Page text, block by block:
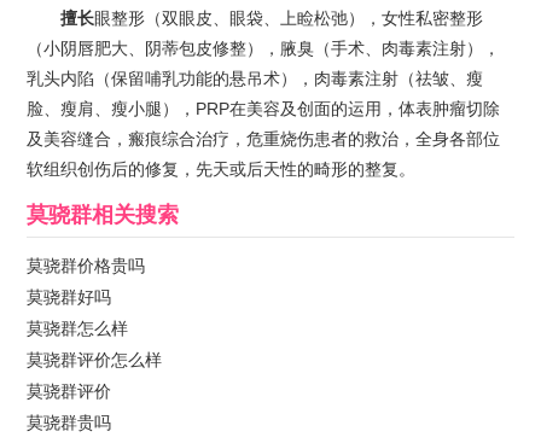
擅长眼整形（双眼皮、眼袋、上睑松弛），女性私密整形
（小阴唇肥大、阴蒂包皮修整），腋臭（手术、肉毒素注射），
乳头内陷（保留哺乳功能的悬吊术），肉毒素注射（祛皱、瘦
脸、瘦肩、瘦小腿），PRP在美容及创面的运用，体表肿瘤切除
及美容缝合，瘢痕综合治疗，危重烧伤患者的救治，全身各部位
软组织创伤后的修复，先天或后天性的畸形的整复。
莫骁群相关搜索
莫骁群价格贵吗
莫骁群好吗
莫骁群怎么样
莫骁群评价怎么样
莫骁群评价
莫骁群贵吗